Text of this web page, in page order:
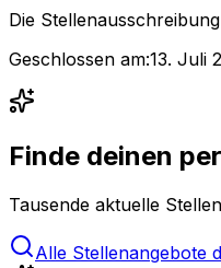
Die Stellenausschreibung
Geschlossen am:13. Juli
Finde deinen
Tausende aktuelle
Alle Stellenangebote